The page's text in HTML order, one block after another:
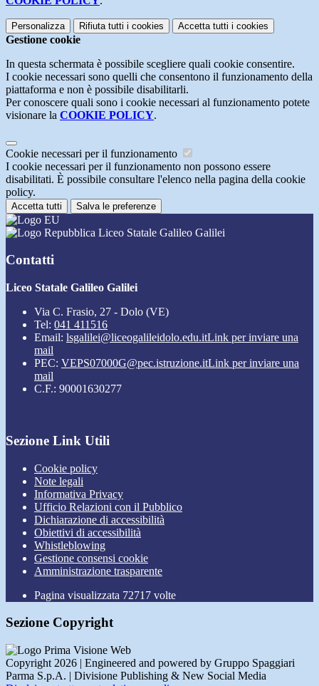
Personalizza Rifiuta tutti i cookies Accetta tutti i cookies
Gestione cookie
In questa schermata è possibile scegliere quali cookie consentire.
I cookie necessari sono quelli che consentono il funzionamento della
piattaforma e non è possibile disabilitarli.
Per conoscere quali sono i cookie necessari al funzionamento potete
visionare la COOKIE POLICY.
Cookie necessari per il funzionamento
I cookie necessari per il funzionamento non possono essere
disabilitati. È possibile consultare l'elenco nella pagina della cookie
policy.
Accetta tutti Salva le preferenze
Liceo Statale Galileo Galilei
Contatti
Liceo Statale Galileo Galilei
Via C. Frasio, 27 - Dolo (VE)
Tel: 041 411516
Email: lsgalilei@liceogalileidolo.edu.itLink per inviare una
mail
PEC: VEPS07000G@pec.istruzione.itLink per inviare una
mail
C.F.: 90001630277
Sezione Link Utili
Cookie policy
Note legali
Informativa Privacy
Ufficio Relazioni con il Pubblico
Dichiarazione di accessibilità
Obiettivi di accessibilità
Whistleblowing
Gestione consensi cookie
Amministrazione trasparente
Pagina visualizzata 72717 volte
Sezione Copyright
Copyright 2026 | Engineered and powered by Gruppo Spaggiari
Parma S.p.A. | Divisione Publishing & New Social Media